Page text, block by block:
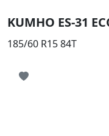
KUMHO ES-31
185/60 R15 84T